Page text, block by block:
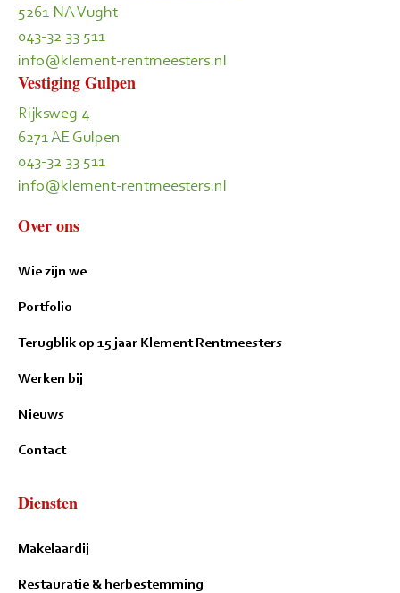
5261 NA Vught
043-32 33 511
info@klement-rentmeesters.nl
Vestiging Gulpen
Rijksweg 4
6271 AE Gulpen
043-32 33 511
info@klement-rentmeesters.nl
Over ons
Wie zijn we
Portfolio
Terugblik op 15 jaar Klement Rentmeesters
Werken bij
Nieuws
Contact
Diensten
Makelaardij
Restauratie & herbestemming